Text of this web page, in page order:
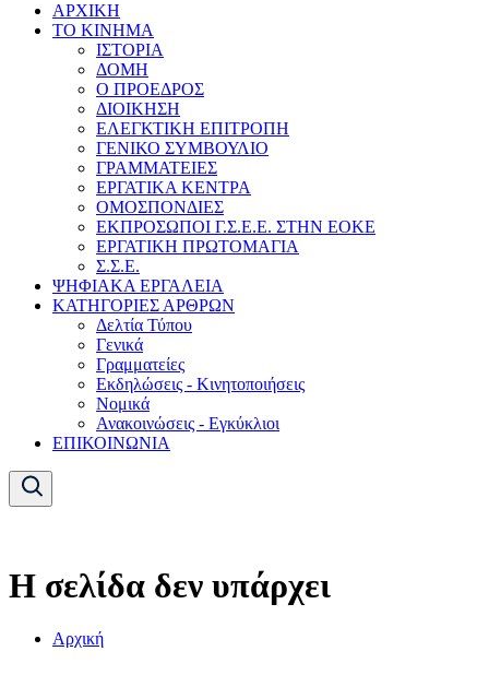
ΑΡΧΙΚΗ
ΤΟ ΚΙΝΗΜΑ
ΙΣΤΟΡΙΑ
ΔΟΜΗ
Ο ΠΡΟΕΔΡΟΣ
ΔΙΟΙΚΗΣΗ
ΕΛΕΓΚΤΙΚΗ ΕΠΙΤΡΟΠΗ
ΓΕΝΙΚΟ ΣΥΜΒΟΥΛΙΟ
ΓΡΑΜΜΑΤΕΙΕΣ
ΕΡΓΑΤΙΚΑ ΚΕΝΤΡΑ
ΟΜΟΣΠΟΝΔΙΕΣ
ΕΚΠΡΟΣΩΠΟΙ Γ.Σ.Ε.Ε. ΣΤΗΝ ΕΟΚΕ
ΕΡΓΑΤΙΚΗ ΠΡΩΤΟΜΑΓΙΑ
Σ.Σ.Ε.
ΨΗΦΙΑΚΑ ΕΡΓΑΛΕΙΑ
ΚΑΤΗΓΟΡΙΕΣ ΑΡΘΡΩΝ
Δελτία Τύπου
Γενικά
Γραμματείες
Εκδηλώσεις - Κινητοποιήσεις
Νομικά
Ανακοινώσεις - Εγκύκλιοι
ΕΠΙΚΟΙΝΩΝΙΑ
Η σελίδα δεν υπάρχει
Αρχική